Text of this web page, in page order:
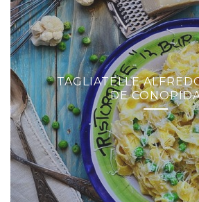
TAGLIATELLE
DE